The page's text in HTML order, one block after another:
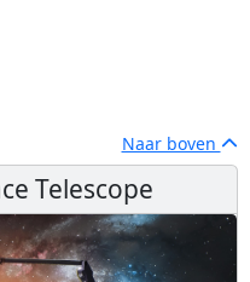
Naar boven
Telescope